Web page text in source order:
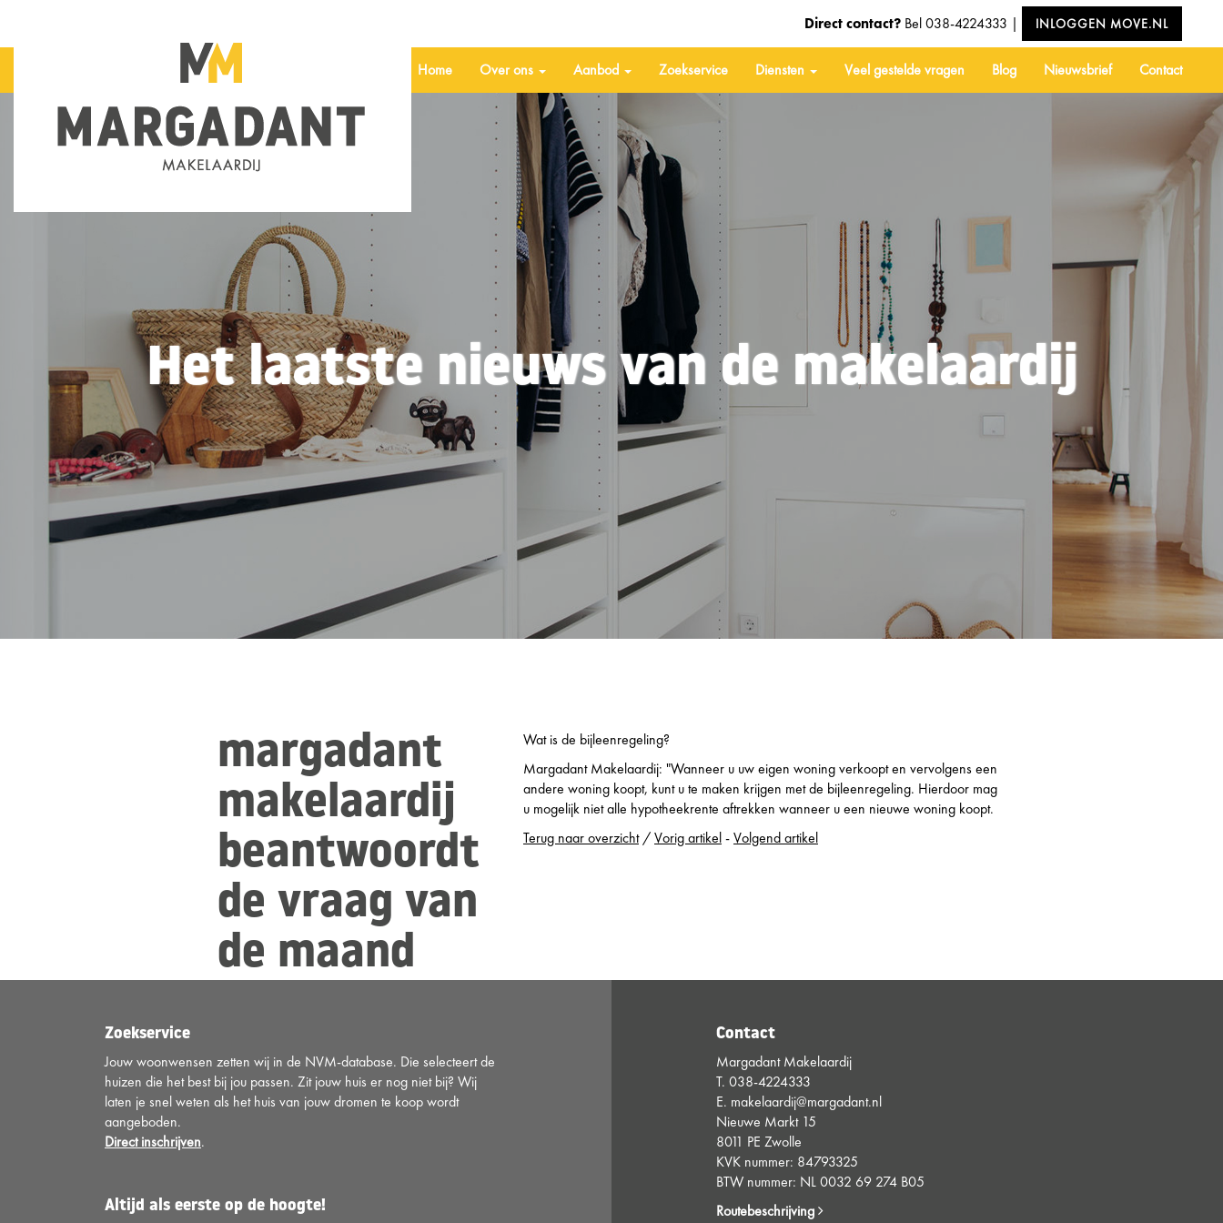
Direct contact? Bel038-4224333 | INLOGGEN MOVE.NL
Home Over ons Aanbod Zoekservice Diensten Veel gestelde vragen Blog Nieuwsbrief Contact
Het laatste nieuws van de makelaardij
margadant
makelaardij
beantwoordt
de vraag van
de maand
Wat is de bijleenregeling?
Margadant Makelaardij: "Wanneer u uw eigen woning verkoopt en vervolgens een
andere woning koopt, kunt u te maken krijgen met de bijleenregeling. Hierdoor mag
u mogelijk niet alle hypotheekrente aftrekken wanneer u een nieuwe woning koopt.
Terug naar overzicht/Vorig artikel-Volgend artikel
Zoekservice
Jouw woonwensen zetten wij in de NVM-database. Die selecteert de
huizen die het best bij jou passen. Zit jouw huis er nog niet bij? Wij
laten je snel weten als het huis van jouw dromen te koop wordt
aangeboden.
Direct inschrijven.
Altijd als eerste op de hoogte!
Contact
Margadant Makelaardij
T. 038-4224333
E. makelaardij@margadant.nl
Nieuwe Markt 15
8011 PE Zwolle
KVK nummer: 84793325
BTW nummer: NL 0032 69 274 B05
Routebeschrijving